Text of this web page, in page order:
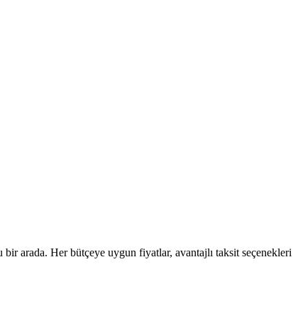
bir arada. Her bütçeye uygun fiyatlar, avantajlı taksit seçenekleri